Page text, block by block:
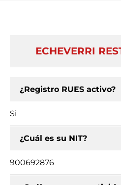
ECHEVERRI
¿Registro RUES activo?
Si
¿Cuál es su NIT?
900692876